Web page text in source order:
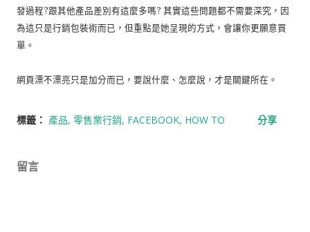
發過程?跟其他產品差別有這麼多嗎? 其實這些問題都不需要深究，因
為這只是行銷包裝術而已，但重點是她呈現的方式，會讓你更願意買
單。
網頁漂不漂亮只是加分而已，要說什麼、怎麼說，才是關鍵所在。
標籤： 產品 零售業行銷 FACEBOOK HOW TO 分享
留言